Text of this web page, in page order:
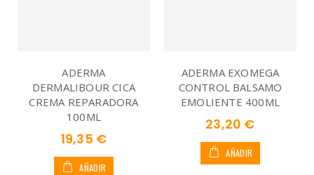
ADERMA
DERMALIBOUR CICA
CREMA REPARADORA
100ML
19,35 €
AÑADIR
ADERMA EXOMEGA
CONTROL BALSAMO
EMOLIENTE 400ML
23,20 €
AÑADIR